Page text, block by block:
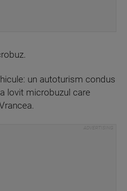
un autoturism condus
lovit microbuzul care